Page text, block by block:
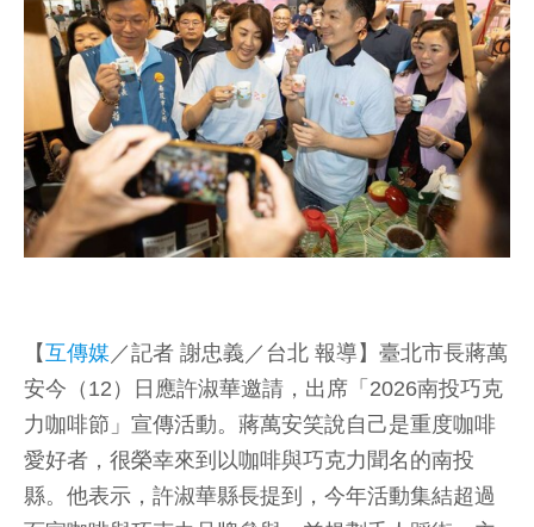
【互傳媒 ／記者 謝忠義／台北 報導】臺北市長蔣萬
安今（12）日應許淑華邀請，出席「2026南投巧克
力咖啡節」宣傳活動。蔣萬安笑說自己是重度咖啡
愛好者，很榮幸來到以咖啡與巧克力聞名的南投
縣。他表示，許淑華縣長提到，今年活動集結超過